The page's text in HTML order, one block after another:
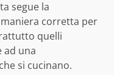
segue la
corretta per
quelli
ad una
che si cucinano.